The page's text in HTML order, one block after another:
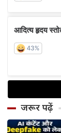
जरूर पढ़ें